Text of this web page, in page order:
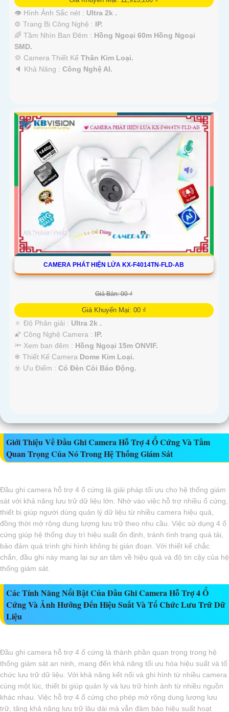
👁 Hình Ảnh Sắc nét : Ultra 2k .
⚙ Trang Bị Công Nghệ : IP.
🌈 Tầm Nhìn Ban Đêm : Hồng Ngoại 60m Hồng Ngoại
SMD.
💢 Camera Thiết Kế Thân Kim Loại.
️🔈 Khả Năng : Công Nghệ AI.
CAMERA PHÁT HIỆN LỬA KX-F4014TN-FLD-AB
Giá Bán: 00 ₫
Giá Khuyến Mại: 00 ₫
🔅 Độ Phân giải : Ultra 2k .
🌠 Công Nghệ Camera : IP.
🔦 Xem ban đêm : Hồng Ngoại 15m ONVIF.
❄ Thiết Kế Camera Dome Kim Loại.
️☣️ Ưu Điểm : Có Đèn Còi Báo Động.
Giới Thiệu Về Đầu Ghi Camera Hỗ Trợ 4 Ổ Cứng Và Tầm
Quan Trọng Của Nó Trong Hệ Thống Giám Sát
Đầu ghi camera hỗ trợ 4 ổ cứng là giải pháp tối ưu cho hệ thống giám
sát với khả năng lưu trữ dữ liệu lớn. Nhờ vào việc hỗ trợ nhiều ổ cứng,
thiết bị giúp người dùng quản lý dữ liệu từ nhiều camera hiệu quả,
đồng thời mở rộng dung lượng lưu trữ theo nhu cầu. Việc sử dụng 4 ổ
cứng giúp hệ thống duy trì hiệu suất ổn định, tránh tình trạng quá tải,
bảo đảm quá trình ghi hình không bị gián đoạn. Với thiết kế chắc
chắn, đầu ghi này mang lại sự an tâm về hiệu quả và độ tin cậy của hệ
thống giám sát.
Các Tính Năng Nổi Bật Của Đầu Ghi Camera Hỗ Trợ 4 Ổ
Cứng Và Ảnh Hưởng Đến Hiệu Suất Và Tổ Chức Lưu Trữ Dữ
Liệu
Đầu ghi camera hỗ trợ 4 ổ cứng là thành phần quan trọng trong hệ
thống giám sát an ninh, mang đến khả năng tối ưu hóa hiệu suất và tổ
chức lưu trữ dữ liệu. Với khả năng kết nối và ghi hình từ nhiều camera
cùng một lúc, thiết bị giúp quản lý và lưu trữ hình ảnh từ nhiều nguồn
khác nhau. Việc hỗ trợ 4 ổ cứng cho phép mở rộng dung lượng lưu
trữ, tăng khả năng lưu trữ lâu dài mà vẫn đảm bảo hiệu suất hoạt